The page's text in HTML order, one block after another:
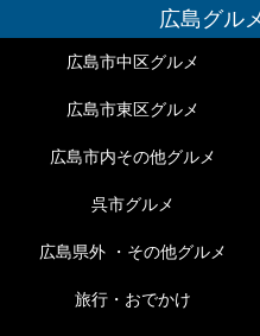
広島グル
広島市中区グルメ
広島市東区グルメ
広島市内その他グルメ
呉市グルメ
広島県外 ・その他グルメ
旅行・おでかけ